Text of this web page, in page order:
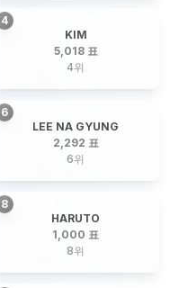
4
KIM
5,018 표
4위
6
LEE NA GYUNG
2,292 표
6위
8
HARUTO
1,000 표
8위